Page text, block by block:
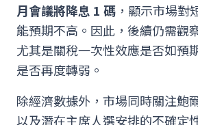
月會議將降息 1 碼 ，顯示市場對
能預期不高。因此，後續仍需觀
尤其是關稅一次性效應是否如預
是否再度轉弱。
除經濟數據外，市場同時關注鮑
以及潛在主席人選安排的不確定